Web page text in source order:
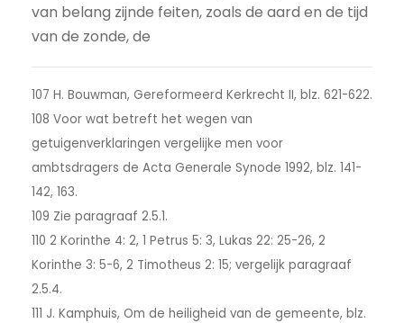
van belang zijnde feiten, zoals de aard en de tijd
van de zonde, de
107 H. Bouwman, Gereformeerd Kerkrecht II, blz. 621-622.
108 Voor wat betreft het wegen van
getuigenverklaringen vergelijke men voor
ambtsdragers de Acta Generale Synode 1992, blz. 141-
142, 163.
109 Zie paragraaf 2.5.1.
110 2 Korinthe 4: 2, 1 Petrus 5: 3, Lukas 22: 25-26, 2
Korinthe 3: 5-6, 2 Timotheus 2: 15; vergelijk paragraaf
2.5.4.
111 J. Kamphuis, Om de heiligheid van de gemeente, blz.